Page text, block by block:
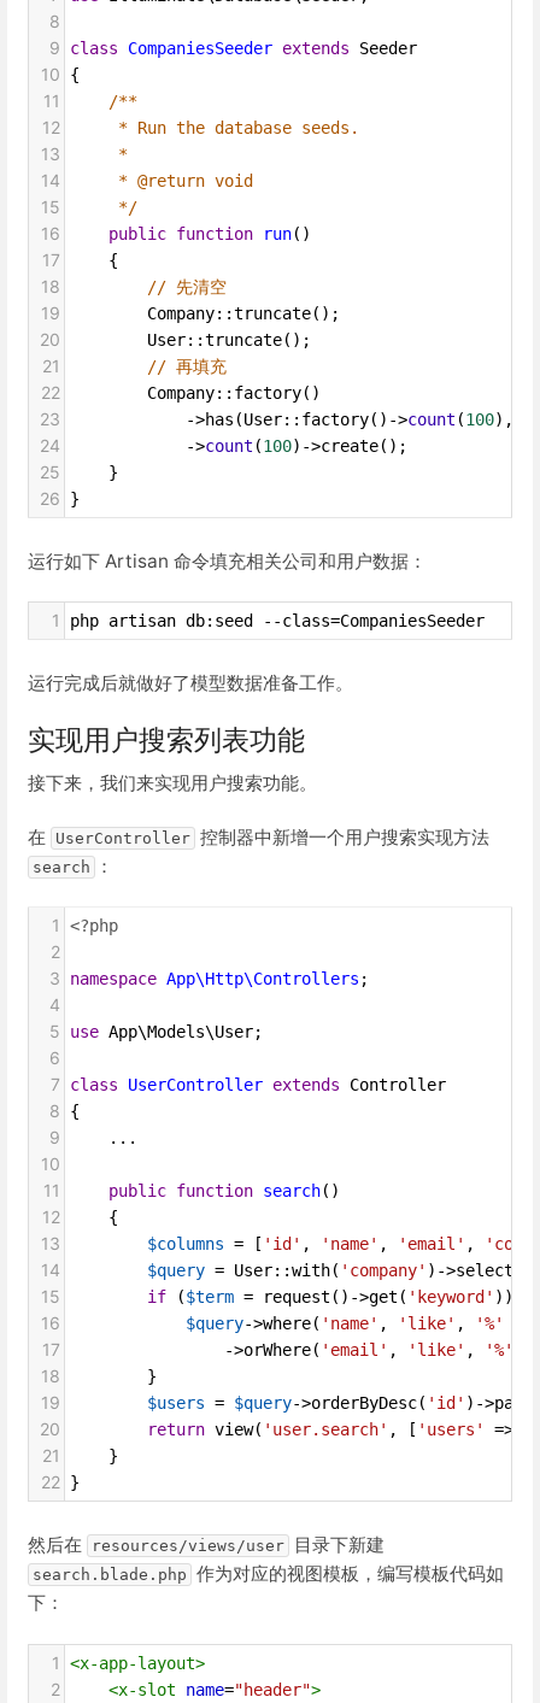
8
9
class CompaniesSeeder extends Seeder
10 {
11 /**
12 * Run the database seeds.
13 *
14 * @return void
15 */
16 public function run()
17
    {
18 // 先清空
19 Company::truncate();
20 User::truncate();
21 // 再填充
22 Company:: factory()
23 ->has (User:: factory() ->count (100),
24 ->count (100) ->create();
25
    }
26 }
运行如下 Artisan 命令填充相关公司和用户数据：
1 php artisan db:seed --class=CompaniesSeeder
运行完成后就做好了模型数据准备工作。
实现用户搜索列表功能
接下来，我们来实现用户搜索功能。
在 UserController 控制器中新增一个用户搜索实现方法
search ：
1 <?php
2
3
namespace App\Http\Controllers ;
4
5
use App\Models\User;
6
7
class UserController extends Controller
8 {
9
    ...
10
11
public function search()
12
    {
13 $columns = [ 'id' , 'name' , 'email' ,
14 $query = User::with( 'company' ) ->select
15 if ($term = request () ->get ( 'keyword' )) {
16 $query->where( 'name' , 'like' , '%'
17 ->orWhere( 'email' , 'like' , '%'
18
        }
19 $users = $query->orderByDesc( 'id' ) ->
20 return view( 'user.search' , [ 'users' =>
21
    }
22 }
然后在 resources/views/user 目录下新建
search.blade.php 作为对应的视图模板，编写模板代码如
下：
1 <x-app-layout>
2 <x-slot name="header">